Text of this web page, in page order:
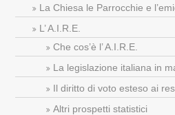
La Chiesa le Parrocchie e
L’ A.I.R.E.
Che cos’è l’ A.I.R.E.
La legislazione italiana in
Il diritto di voto esteso ai
Altri prospetti statistici